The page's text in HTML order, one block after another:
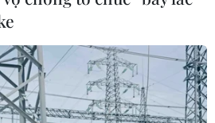
gần 113km, đường Vành
đi qua những tỉnh nào?
đường Vành đai 4-Vùng Thủ đô
gia, có chiều dài 112,8km đi